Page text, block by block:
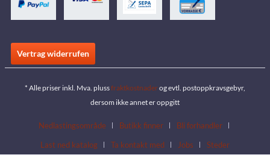
Vertrag widerrufen
* Alle priser inkl. Mva. plussfraktkostnaderog evtl. postoppkravsgebyr,
dersom ikke annet er oppgitt
Nedlastingsområde Butikk finner
Bli forhandler
Last ned katalog
Ta kontakt med Jobs Steder